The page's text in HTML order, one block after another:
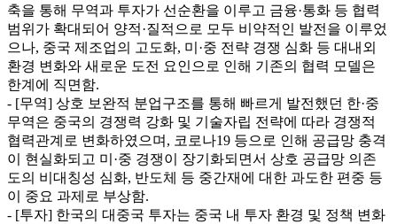
축을 통해 무역과 투자가 선순환을 이루고 금융·통화 등 협력
범위가 확대되어 양적·질적으로 모두 비약적인 발전을 이루었
으나, 중국 제조업의 고도화, 미·중 전략 경쟁 심화 등 대내외
환경 변화와 새로운 도전 요인으로 인해 기존의 협력 모델은
한계에 직면함.
- [무역] 상호 보완적 분업구조를 통해 빠르게 발전했던 한·중
무역은 중국의 경쟁력 강화 및 기술자립 전략에 따라 경쟁적
협력관계로 변화하였으며, 코로나19 등으로 인해 공급망 충격
이 현실화되고 미·중 경쟁이 장기화되면서 상호 공급망 의존
도의 비대칭성 심화, 반도체 등 중간재에 대한 과도한 편중 등
이 중요 과제로 부상함.
- [투자] 한국의 대중국 투자는 중국 내 투자 환경 및 정책 변화